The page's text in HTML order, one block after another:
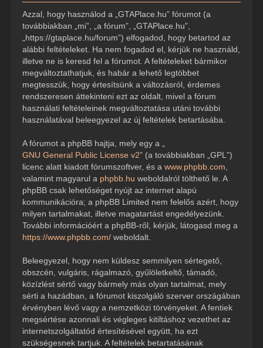
Azzal, hogy használod a „GTAPlace.hu” fórumot (a
továbbiakban „mi”, „a fórum”, „GTAPlace.hu”,
„https://gtaplace.hu/forum”) elfogadod, hogy betartod az
alábbi feltételeket. Ha nem fogadod el, kérjük ne használd,
illetve ne is keresd fel a fórumot. A feltételeket bármikor
megváltoztathatjuk, és habár a lehető legtöbbet
megtesszük, hogy értesítsünk a változásról, érdemes
rendszeresen áttekinteni ezt az oldalt, mivel a fórum
használati feltételeinek megváltoztatása utáni további
használatával beleegyezel az új feltételek betartásába.
A fórumot a phpBB hajtja, mely egy a „
GNU General Public License v2” (a továbbiakban „GPL”)
licenc alatt kiadott fórumszoftver, és a www.phpbb.com
valamint magyarul a phpbb.hu weboldalról tölthető le. A
phpBB csak lehetőséget nyújt az internet alapú
kommunikációra; a phpBB Limited nem felelős azért, hogy
milyen tartalmakat, illetve magatartást engedélyezünk.
További információért a phpBB-ről, kérjük, látogasd meg a
https://www.phpbb.com/weboldalt.
Beleegyezel, hogy nem küldesz semmilyen sértegető,
obszcén, vulgáris, rágalmazó, gyűlöletkeltő, támadó,
közízlést sértő vagy bármely más olyan tartalmat, mely
sérti a hazádban, a fórumot kiszolgáló szerver országában
érvényben lévő vagy a nemzetközi törvényeket. A fentiek
megsértése azonnali és végleges kitiltáshoz vezethet az
internetszolgáltatód értesítésével együtt, ha ezt
szükségesnek tartjuk. A feltételek betartatásának